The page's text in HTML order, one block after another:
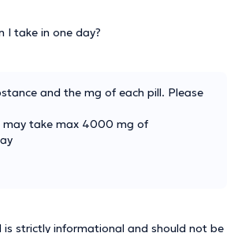
I take in one day?
and the mg of each pill. Please
may take max 4000 mg of
is strictly informational and should not be